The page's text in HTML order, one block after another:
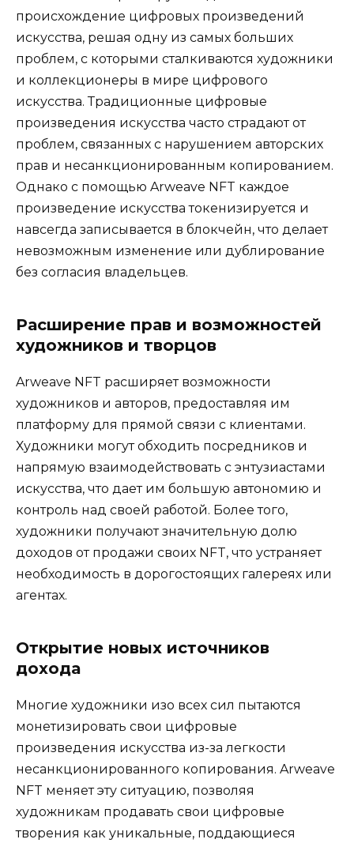
происхождение цифровых произведений
искусства, решая одну из самых больших
проблем, с которыми сталкиваются художники
и коллекционеры в мире цифрового
искусства. Традиционные цифровые
произведения искусства часто страдают от
проблем, связанных с нарушением авторских
прав и несанкционированным копированием.
Однако с помощью Arweave NFT каждое
произведение искусства токенизируется и
навсегда записывается в блокчейн, что делает
невозможным изменение или дублирование
без согласия владельцев.
Расширение прав и возможностей
художников и творцов
Arweave NFT расширяет возможности
художников и авторов, предоставляя им
платформу для прямой связи с клиентами.
Художники могут обходить посредников и
напрямую взаимодействовать с энтузиастами
искусства, что дает им большую автономию и
контроль над своей работой. Более того,
художники получают значительную долю
доходов от продажи своих NFT, что устраняет
необходимость в дорогостоящих галереях или
агентах.
Открытие новых источников
дохода
Многие художники изо всех сил пытаются
монетизировать свои цифровые
произведения искусства из-за легкости
несанкционированного копирования. Arweave
NFT меняет эту ситуацию, позволяя
художникам продавать свои цифровые
творения как уникальные, поддающиеся